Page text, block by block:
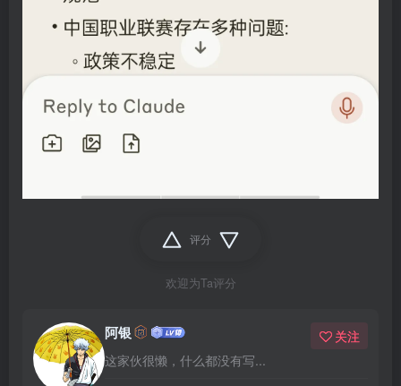
评分
欢迎为Ta评分
阿银
这家伙很懒，什么都没有写...
关注